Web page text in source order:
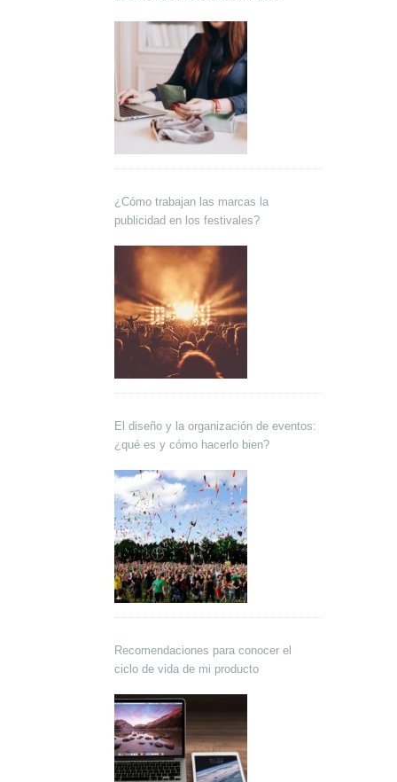
¿Cómo trabajan las marcas la
publicidad en los festivales?
El diseño y la organización de eventos:
¿qué es y cómo hacerlo bien?
Recomendaciones para conocer el
ciclo de vida de mi producto